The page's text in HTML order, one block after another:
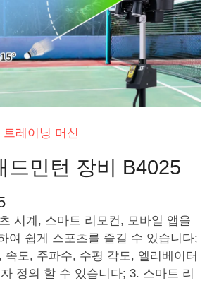
레이닝 머신
드민턴 장비 B4025
시계, 스마트 리모컨, 모바일 앱을
여 쉽게 스포츠를 즐길 수 있습니다;
속도, 주파수, 수평 각도, 엘리베이터
정의 할 수 있습니다; 3. 스마트 리